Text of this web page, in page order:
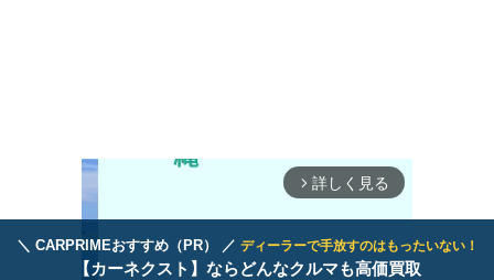
＼ CARPRIMEおすすめ（PR） ／ ディーラーで手放すのはもったいない！
【カーネクスト】ならどんなクルマも高価買取
arrow_forward_ios 詳しく見る